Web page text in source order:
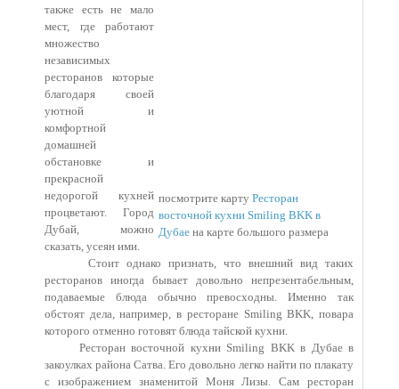
посмотрите карту Ресторан
восточной кухни Smiling BKK в
Дубае на карте большого размера
также есть не мало
мест, где работают
множество
независимых
ресторанов которые
благодаря своей
уютной и
комфортной
домашней
обстановке и
прекрасной
недорогой кухней
процветают. Город
Дубай, можно
сказать, усеян ими.
Стоит однако признать, что внешний вид таких
ресторанов иногда бывает довольно непрезентабельным,
подаваемые блюда обычно превосходны. Именно так
обстоят дела, например, в ресторане Smiling BKK, повара
которого отменно готовят блюда тайской кухни.
Ресторан восточной кухни Smiling BKK в Дубае в
закоулках района Сатва. Его довольно легко найти по плакату
с изображением знаменитой Моня Лизы. Сам ресторан